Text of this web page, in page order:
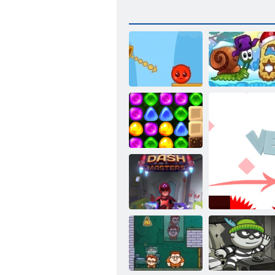
Красный и
Зеленый 2
Зимняя сказка
Назад в
Конфетную
Леденцовый
сад
Прорыв
мастера